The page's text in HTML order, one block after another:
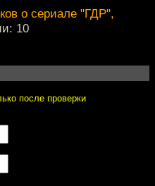
о сериале "ГДР",
10
после проверки